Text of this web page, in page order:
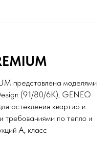
представлена моделями
(91/80/6К), GENEO
остекления квартир и
требованиями по тепло и
А, класс